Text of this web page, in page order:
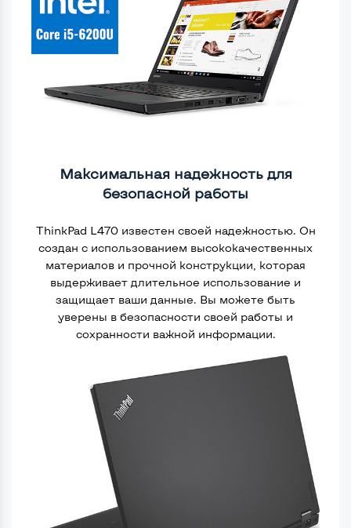
Максимальная надежность для
безопасной работы
ThinkPad L470 известен своей надежностью. Он
создан с использованием высококачественных
материалов и прочной конструкции, которая
выдерживает длительное использование и
защищает ваши данные. Вы можете быть
уверены в безопасности своей работы и
сохранности важной информации.